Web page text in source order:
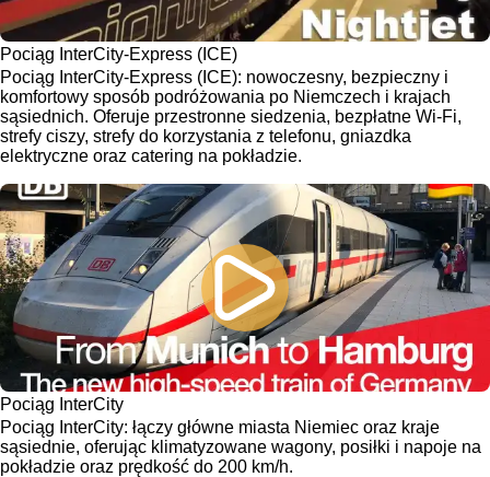
Pociąg InterCity-Express (ICE)
Pociąg InterCity-Express (ICE): nowoczesny, bezpieczny i
komfortowy sposób podróżowania po Niemczech i krajach
sąsiednich. Oferuje przestronne siedzenia, bezpłatne Wi-Fi,
strefy ciszy, strefy do korzystania z telefonu, gniazdka
elektryczne oraz catering na pokładzie.
Pociąg InterCity
Pociąg InterCity: łączy główne miasta Niemiec oraz kraje
sąsiednie, oferując klimatyzowane wagony, posiłki i napoje na
pokładzie oraz prędkość do 200 km/h.